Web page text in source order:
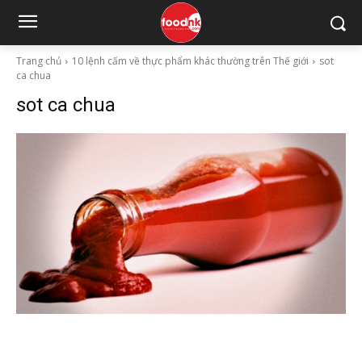
Trang chủ 10 lệnh cấm về thực phẩm khác thường trên Thế giới
sot
ca chua
sot ca chua